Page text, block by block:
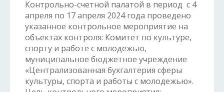
Контрольно-счетной палатой в период с 4
апреля по 17 апреля 2024 года проведено
указанное контрольное мероприятие на
объектах контроля: Комитет по культуре,
спорту и работе с молодежью,
муниципальное бюджетное учреждение
«Централизованная бухгалтерия сферы
культуры, спорта и работы с молодежью».